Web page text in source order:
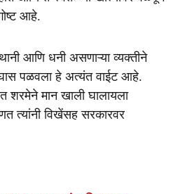
आहे.
आणि धनी असणाऱ्या व्यक्तीने
घास पळवला हे अत्यंत वाईट आहे.
शरमेने मान खाली घालायला
त्यांनी विखेंसह सरकारवर